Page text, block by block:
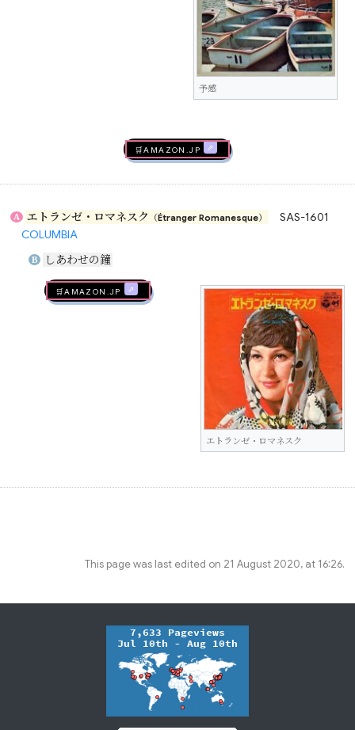
予感
🛒AMAZON.jp
A エトランゼ・ロマネスク （Étranger Romanesque）
SAS-1601
COLUMBIA
B しあわせの鐘
エトランゼ・ロマネスク
🛒AMAZON.jp
This page was last edited on 21 August 2020, at 16:26.